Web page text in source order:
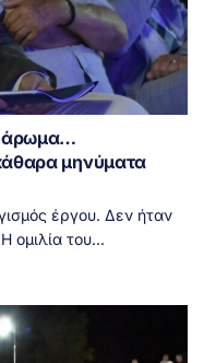
άρωμα…
μηνύματα
έργου. Δεν ήταν
ομιλία του...